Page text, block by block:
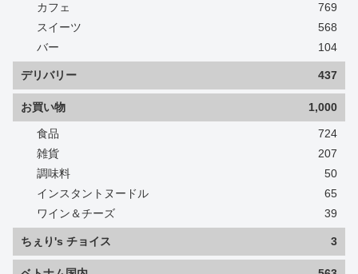
カフェ
769
スイーツ
568
バー
104
デリバリー 437
お買い物 1,000
食品
724
雑貨
207
調味料
50
インスタントヌードル
65
ワイン＆チーズ
39
ちぇり's チョイス 3